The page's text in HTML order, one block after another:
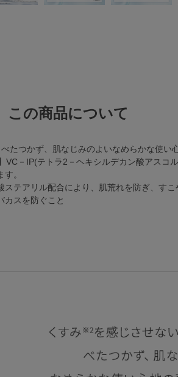
この商品について
たつかず、肌なじみのよいなめらかな使い
VC－IP(テトラ2－ヘキシルデカン酸アスコ
。
ステアリル配合により、肌荒れを防ぎ、すこ
カスを防ぐこと